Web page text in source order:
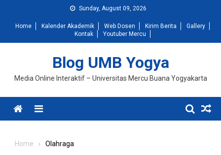
content
Sunday, August 09, 2026
Home Kalender Akademik Web Dosen Kirim Berita
Gallery
Kontak
Youtuber Mercu
Blog UMB Yogya
Media Online Interaktif – Universitas Mercu Buana Yogyakarta
Menu
Home Olahraga